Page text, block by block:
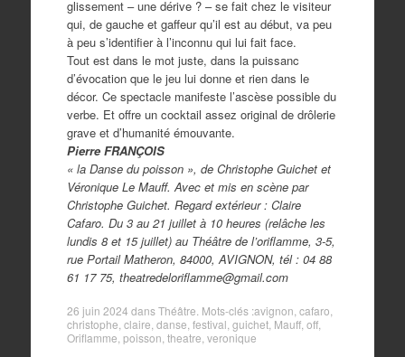
glissement – une dérive ? – se fait chez le visiteur
qui, de gauche et gaffeur qu’il est au début, va peu
à peu s’identifier à l’inconnu qui lui fait face.
Tout est dans le mot juste, dans la puissanc
d’évocation que le jeu lui donne et rien dans le
décor. Ce spectacle manifeste l’ascèse possible du
verbe. Et offre un cocktail assez original de drôlerie
grave et d’humanité émouvante.
Pierre FRANÇOIS
« la Danse du poisson », de Christophe Guichet et
Véronique Le Mauff. Avec et mis en scène par
Christophe Guichet. Regard extérieur : Claire
Cafaro. Du 3 au 21 juillet à 10 heures (relâche les
lundis 8 et 15 juillet) au Théâtre de l’oriflamme, 3-5,
rue Portail Matheron, 84000, AVIGNON, tél : 04 88
61 17 75, theatredeloriflamme@gmail.com
26 juin 2024 dansThéâtre . Mots-clés :avignon cafaro
christophe claire danse festival guichet, Mauff, off,
Oriflamme poisson theatre veronique